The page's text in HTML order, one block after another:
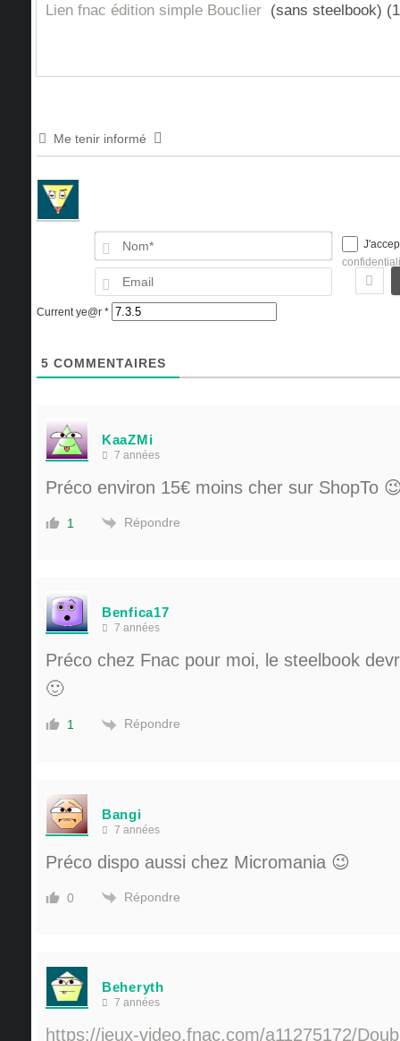
Lien fnac édition simple Bouclier (sans steelbook)
Me tenir informé
Nom*
Current ye@r *
5 COMMENTAIRES
KaaZMi
7 années
Préco environ 15€ moins cher sur ShopTo
1 Répondre
Benfica17
7 années
Préco chez Fnac pour moi, le steelbook
🙂
1 Répondre
Bangi
7 années
Préco dispo aussi chez Micromania 😉
0 Répondre
Beheryth
7 années
https://jeux-video.fnac.com/a11275172/